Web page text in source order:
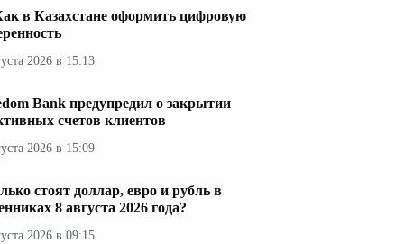
в Казахстане оформить цифровую
2026 в 15:13
Bank предупредил о закрытии
счетов клиентов
2026 в 15:09
стоят доллар, евро и рубль в
8 августа 2026 года?
2026 в 09:15